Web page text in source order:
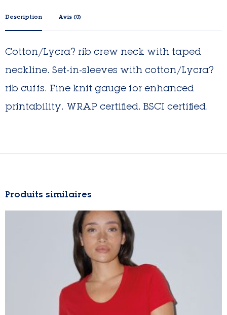
Description Avis (0)
Cotton/Lycra? rib crew neck with taped
neckline. Set-in-sleeves with cotton/Lycra?
rib cuffs. Fine knit gauge for enhanced
printability. WRAP certified. BSCI certified.
Produits similaires